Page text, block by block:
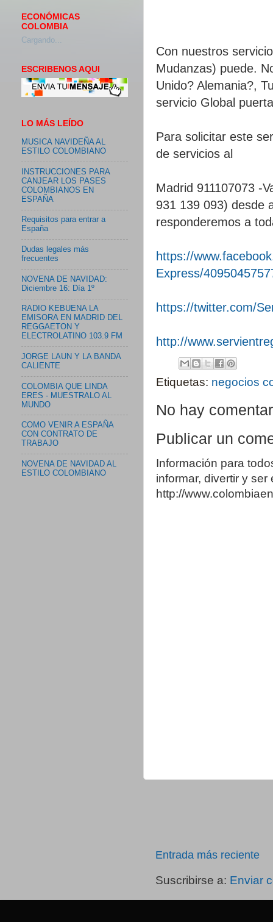
Con nuestros
Mudanzas) puede.
Unido? Alemania?,
servicio Global
Para solicitar este
de servicios al
Madrid 911107073 -
931 139 093) desde
responderemos a
https://
Express/
https://twitter.com/
http://
Etiquetas: negocios
No hay
Publicar un
Información para
informar, divertir y
http://
Entrada más reciente
Suscribirse a: Enviar
ECONÓMICAS
COLOMBIA
Cargando...
ESCRIBENOS AQUI
LO MÁS LEÍDO
MUSICA NAVIDEÑA AL
ESTILO COLOMBIANO
INSTRUCCIONES PARA
CANJEAR LOS PASES
COLOMBIANOS EN
ESPAÑA
Requisitos para entrar a
España
Dudas legales más
frecuentes
NOVENA DE NAVIDAD:
Diciembre 16: Día 1º
RADIO KEBUENA LA
EMISORA EN MADRID DEL
REGGAETON Y
ELECTROLATINO 103.9 FM
JORGE LAUN Y LA BANDA
CALIENTE
COLOMBIA QUE LINDA
ERES - MUESTRALO AL
MUNDO
COMO VENIR A ESPAÑA
CON CONTRATO DE
TRABAJO
NOVENA DE NAVIDAD AL
ESTILO COLOMBIANO